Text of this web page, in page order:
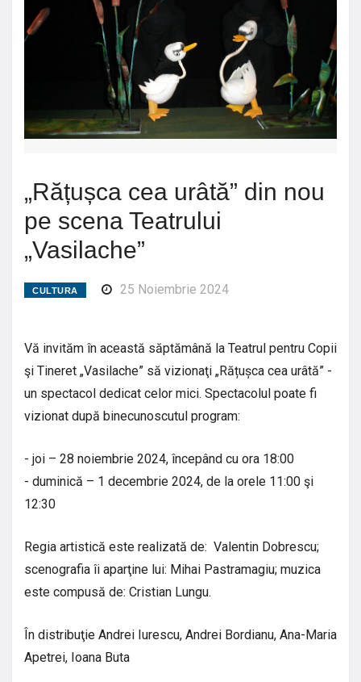
„Rățușca cea urâtă” din nou
pe scena Teatrului
„Vasilache”
CULTURA 25 Noiembrie 2024
Vă invităm în această săptămână la Teatrul pentru Copii
şi Tineret „Vasilache” să vizionaţi „Rățușca cea urâtă” -
un spectacol dedicat celor mici. Spectacolul poate fi
vizionat după binecunoscutul program:
- joi – 28 noiembrie 2024, începând cu ora 18:00
- duminică – 1 decembrie 2024, de la orele 11:00 şi
12:30
Regia artistică este realizată de: Valentin Dobrescu;
scenografia îi aparţine lui: Mihai Pastramagiu; muzica
este compusă de: Cristian Lungu.
În distribuţie Andrei Iurescu, Andrei Bordianu, Ana-Maria
Apetrei, Ioana Buta